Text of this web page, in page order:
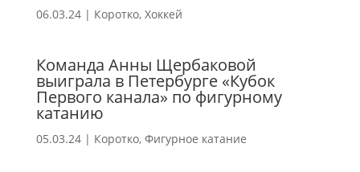
06.03.24| Коротко, Хоккей
Команда Анны Щербаковой
выиграла в Петербурге «Кубок
Первого канала» по фигурному
катанию
05.03.24| Коротко, Фигурное катание